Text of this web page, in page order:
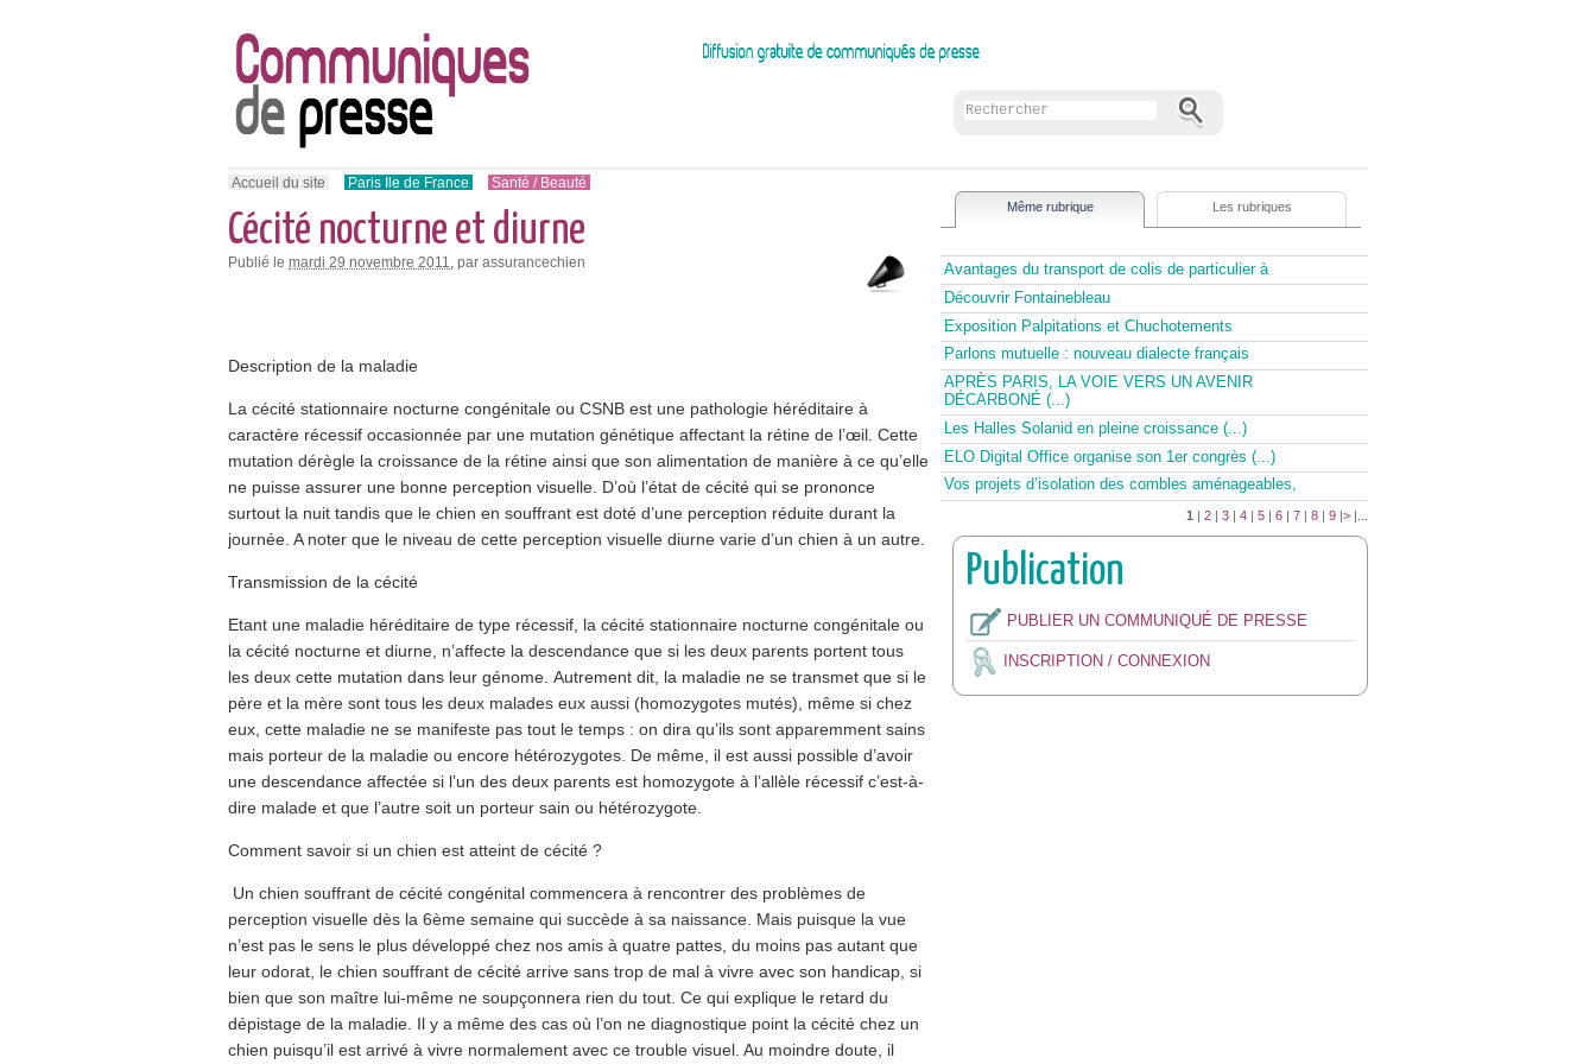
Accueil du site Paris Ile de France Santé / Beauté
Cécité nocturne et diurne
Publié le mardi 29 novembre 2011 , par assurancechien
Description de la maladie
La cécité stationnaire nocturne congénitale ou CSNB est une pathologie héréditaire à
caractère récessif occasionnée par une mutation génétique affectant la rétine de l’œil. Cette
mutation dérègle la croissance de la rétine ainsi que son alimentation de manière à ce qu’elle
ne puisse assurer une bonne perception visuelle. D’où l’état de cécité qui se prononce
surtout la nuit tandis que le chien en souffrant est doté d’une perception réduite durant la
journée. A noter que le niveau de cette perception visuelle diurne varie d’un chien à un autre.
Transmission de la cécité
Etant une maladie héréditaire de type récessif, la cécité stationnaire nocturne congénitale ou
la cécité nocturne et diurne, n’affecte la descendance que si les deux parents portent tous
les deux cette mutation dans leur génome. Autrement dit, la maladie ne se transmet que si le
père et la mère sont tous les deux malades eux aussi (homozygotes mutés), même si chez
eux, cette maladie ne se manifeste pas tout le temps : on dira qu’ils sont apparemment sains
mais porteur de la maladie ou encore hétérozygotes. De même, il est aussi possible d’avoir
une descendance affectée si l’un des deux parents est homozygote à l’allèle récessif c’est-à-
dire malade et que l’autre soit un porteur sain ou hétérozygote.
Comment savoir si un chien est atteint de cécité ?
Un chien souffrant de cécité congénital commencera à rencontrer des problèmes de
perception visuelle dès la 6ème semaine qui succède à sa naissance. Mais puisque la vue
n’est pas le sens le plus développé chez nos amis à quatre pattes, du moins pas autant que
leur odorat, le chien souffrant de cécité arrive sans trop de mal à vivre avec son handicap, si
bien que son maître lui-même ne soupçonnera rien du tout. Ce qui explique le retard du
dépistage de la maladie. Il y a même des cas où l’on ne diagnostique point la cécité chez un
chien puisqu’il est arrivé à vivre normalement avec ce trouble visuel. Au moindre doute, il
Même rubrique Les rubriques
Avantages du transport de colis de particulier à
Découvrir Fontainebleau
Exposition Palpitations et Chuchotements
Parlons mutuelle : nouveau dialecte français
APRÈS PARIS, LA VOIE VERS UN AVENIR
DÉCARBONÉ (...)
Les Halles Solanid en pleine croissance (...)
ELO Digital Office organise son 1er congrès (...)
Vos projets d’isolation des combles aménageables,
1 | 2 | 3 | 4 | 5 | 6 | 7 | 8 | 9 |> |
Publication
PUBLIER UN COMMUNIQUÉ DE PRESSE
INSCRIPTION / CONNEXION